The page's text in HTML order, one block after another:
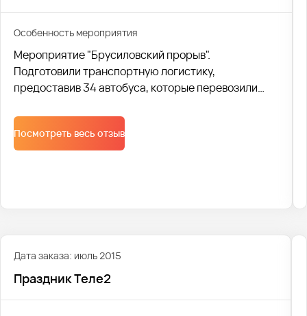
Особенность мероприятия
Мероприятие "Брусиловский прорыв".
Подготовили транспортную логистику,
предоставив 34 автобуса, которые перевозили
начиная от маршрутов, постановки автобусов до
согласования списка детей в ГАИ. Это позволяет
нам для своих клиентов оставаться надежной
Посмотреть весь отзыв
Дата заказа: июль 2015
Праздник Теле2